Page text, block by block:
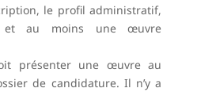
le profil administratif,
et au moins une œuvre
présenter une œuvre au
de candidature. Il n’y a